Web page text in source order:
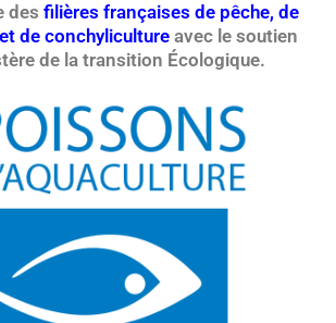
des filières françaises de pêche, de
de conchylicultureavec le soutien
de la transition Écologique.